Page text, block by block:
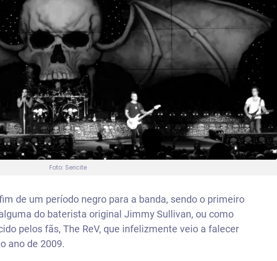
Foto: Sericite
de um período negro para a banda, sendo o primeiro
do baterista original Jimmy Sullivan, ou como
pelos fãs, The ReV, que infelizmente veio a falecer
ano de 2009.